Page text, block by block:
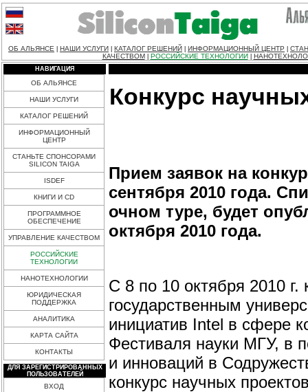
ОБ АЛЬЯНСЕ НАШИ УСЛУГИ КАТАЛОГ РЕШЕНИЙ ИНФОРМАЦИОННЫЙ ЦЕНТР
КАЧЕСТВОМ
РОССИЙСКИЕ ТЕХНОЛОГИИ
НАВИГАЦИЯ
ОБ АЛЬЯНСЕ
НАШИ УСЛУГИ
КАТАЛОГ РЕШЕНИЙ
ИНФОРМАЦИОННЫЙ
ЦЕНТР
СТАНЬТЕ СПОНСОРАМИ
SILICON TAIGA
ISDEF
КНИГИ И CD
ПРОГРАММНОЕ
ОБЕСПЕЧЕНИЕ
УПРАВЛЕНИЕ КАЧЕСТВОМ
РОССИЙСКИЕ
ТЕХНОЛОГИИ
НАНОТЕХНОЛОГИИ
ЮРИДИЧЕСКАЯ
ПОДДЕРЖКА
АНАЛИТИКА
КАРТА САЙТА
КОНТАКТЫ
ДЛЯ ЗАРЕГИСТРИРОВАННЫХ
ПОЛЬЗОВАТЕЛЕЙ
ВХОД
Конкурс
Прием заявок на
сентября 2010 года.
очном туре, будет
октября 2010 года.
С 8 по 10 октября 2010
государственным
инициатив Intel в сфере
Фестиваля науки МГУ, в
и инноваций в
конкурс научных